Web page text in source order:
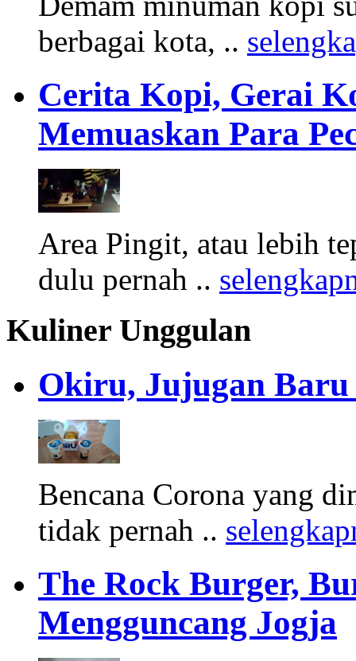
berbagai kota, ..
Cerita Kopi, Gerai
Memuaskan Para
Area Pingit, atau lebih
dulu pernah ..
Kuliner Unggulan
Okiru, Jujugan Baru
Bencana Corona yang
tidak pernah ..
The Rock Burger,
Mengguncang Jogja